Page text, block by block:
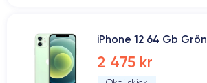
iPhone 12 64 Gb Grön
2 475 kr